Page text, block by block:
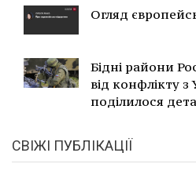
Огляд
Бідні райони
від конфлікту
поділилося
СВІЖІ ПУБЛІКАЦІЇ